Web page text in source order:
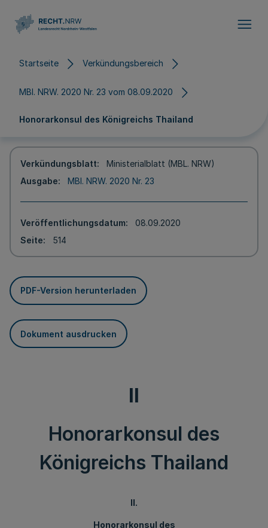
Startseite Verkündungsbereich
MBl. NRW. 2020 Nr. 23 vom 08.09.2020
Honorarkonsul des Königreichs Thailand
Verkündungsblatt
Ministerialblatt (MBL. NRW)
Ausgabe
MBl. NRW. 2020 Nr. 23
Veröffentlichungsdatum
08.09.2020
Seite
514
PDF-Version herunterladen
Dokument ausdrucken
II
Honorarkonsul des
Königreichs Thailand
II.
Honorarkonsul des